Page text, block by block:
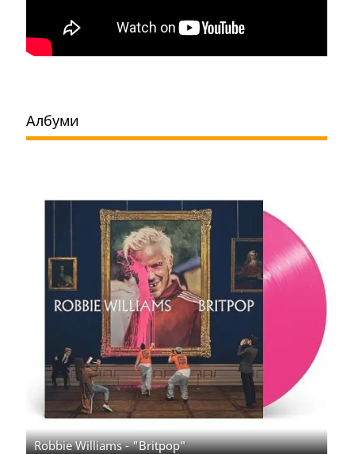
Албуми
Robbie Williams - "Britpop"